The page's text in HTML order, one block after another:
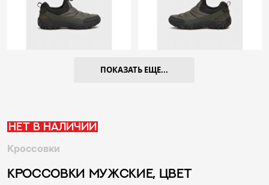
ПОКАЗАТЬ ЕЩЕ...
Нет в наличии
Кроссовки
КРОССОВКИ МУЖСКИЕ, ЦВЕТ